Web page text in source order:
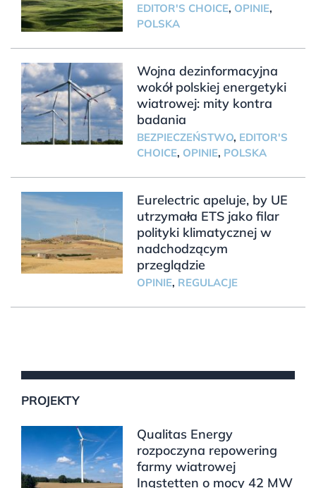
EDITOR'S CHOICE, OPINIE,
POLSKA
Wojna dezinformacyjna
wokół polskiej energetyki
wiatrowej: mity kontra
badania
BEZPIECZEŃSTWO, EDITOR'S
CHOICE, OPINIE, POLSKA
Eurelectric apeluje, by UE
utrzymała ETS jako filar
polityki klimatycznej w
nadchodzącym
przeglądzie
OPINIE, REGULACJE
PROJEKTY
Qualitas Energy
rozpoczyna repowering
farmy wiatrowej
Ingstetten o mocy 42 MW